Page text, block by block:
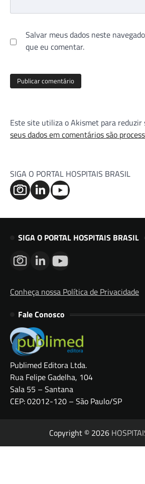
Salvar meus dados neste
que eu comentar.
Este site utiliza o Akismet para reduzir
seus dados em comentários são
SIGA O PORTAL HOSPITAIS BRASIL
SIGA O PORTAL HOSPITAIS BRASIL
Conheça nossa Política de Privacidade
Fale Conosco
Publimed Editora Ltda.
Rua Felipe Gadelha, 104
Sala 55 – Santana
CEP: 02012-120 – São Paulo/SP
Copyright © 2026